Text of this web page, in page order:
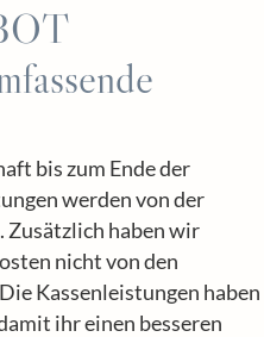
bis zum Ende der
werden von der
Zusätzlich haben wir
nicht von den
Kassenleistungen haben
ihr einen besseren